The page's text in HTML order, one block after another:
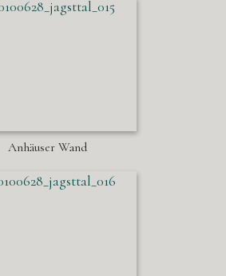
Anhäuser Wand